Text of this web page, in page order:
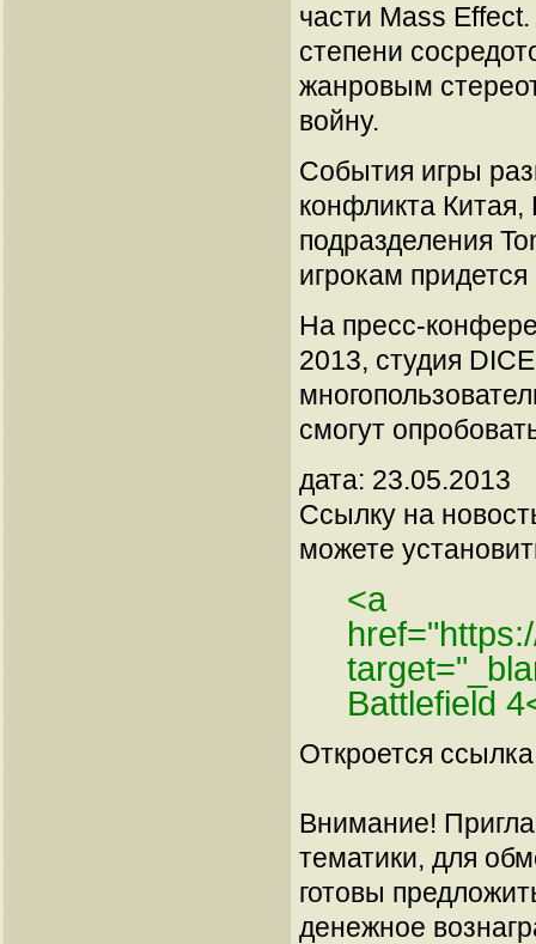
части Mass
степени
жанровым
войну.
События игры
конфликта
подразделения
игрокам
На пресс-
2013, студия
смогут
дата: 23.05.2013
Ссылку на
можете
<a
Battlefield
Откроется
Внимание!
тематики, для
готовы
денежное